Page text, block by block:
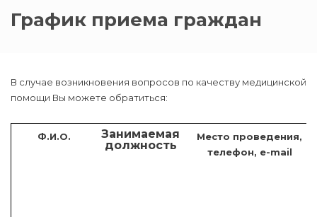
График приема граждан
В случае возникновения вопросов по качеству медицинской
помощи Вы можете обратиться:
Ф.И.О.
Занимаемая
должность
Место проведения,
телефон, e-mail